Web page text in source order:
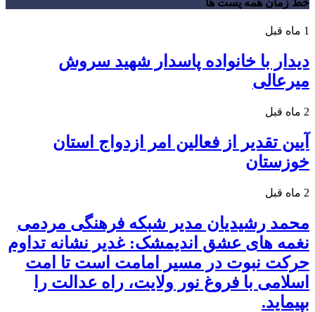
خط زمان همه پست ها
1 ماه قبل
دیدار با خانواده پاسدار شهید سروش
میرعالی
2 ماه قبل
آیین تقدیر از فعالین امر ازدواج استان
خوزستان
2 ماه قبل
محمد رشیدیان مدیر شبکه فرهنگی مردمی
نغمه های عشق اندیمشک: غدیر نشانه تداوم
حرکت نبوت در مسیر امامت است تا امت
اسلامی با فروغ نور ولایت، راه عدالت را
بپیماید.